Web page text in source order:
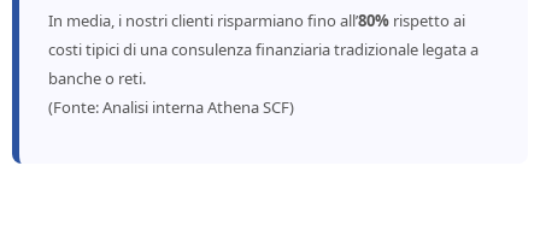
In media, i nostri clienti risparmiano fino all’80% rispetto ai
costi tipici di una consulenza finanziaria tradizionale legata a
banche o reti.
(Fonte: Analisi interna Athena SCF)